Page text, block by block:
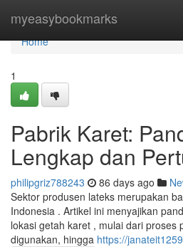
myeasybookmarks
Home
Home
1
Pabrik Karet:
Lengkap dan
philipgriz788243 86 days ago
Sektor produsen lateks merupakan
Indonesia . Artikel ini menyajikan
lokasi getah karet , mulai dari proses
digunakan, hingga https://